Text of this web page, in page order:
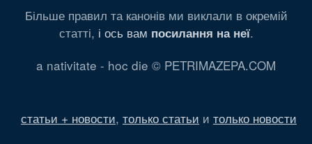
Більше правил та канонів ми виклали в окремій
статті, і ось вам посилання на неї.
a nativitate - hoc die © PETRIMAZEPA.COM
статьи + новости, только статьи и только новости